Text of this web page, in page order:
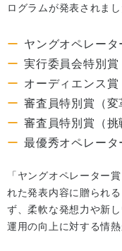
ログラムが発表されまし
ヤングオペレータ
実行委員会特別賞
オーディエンス賞
審査員特別賞（変
審査員特別賞（挑
最優秀オペレータ
「ヤングオペレーター
れた発表内容に贈られ
ず、柔軟な発想力や新
運用の向上に対する情